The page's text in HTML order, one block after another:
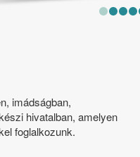
imádságban,
hivatalban, amelyen
foglalkozunk.